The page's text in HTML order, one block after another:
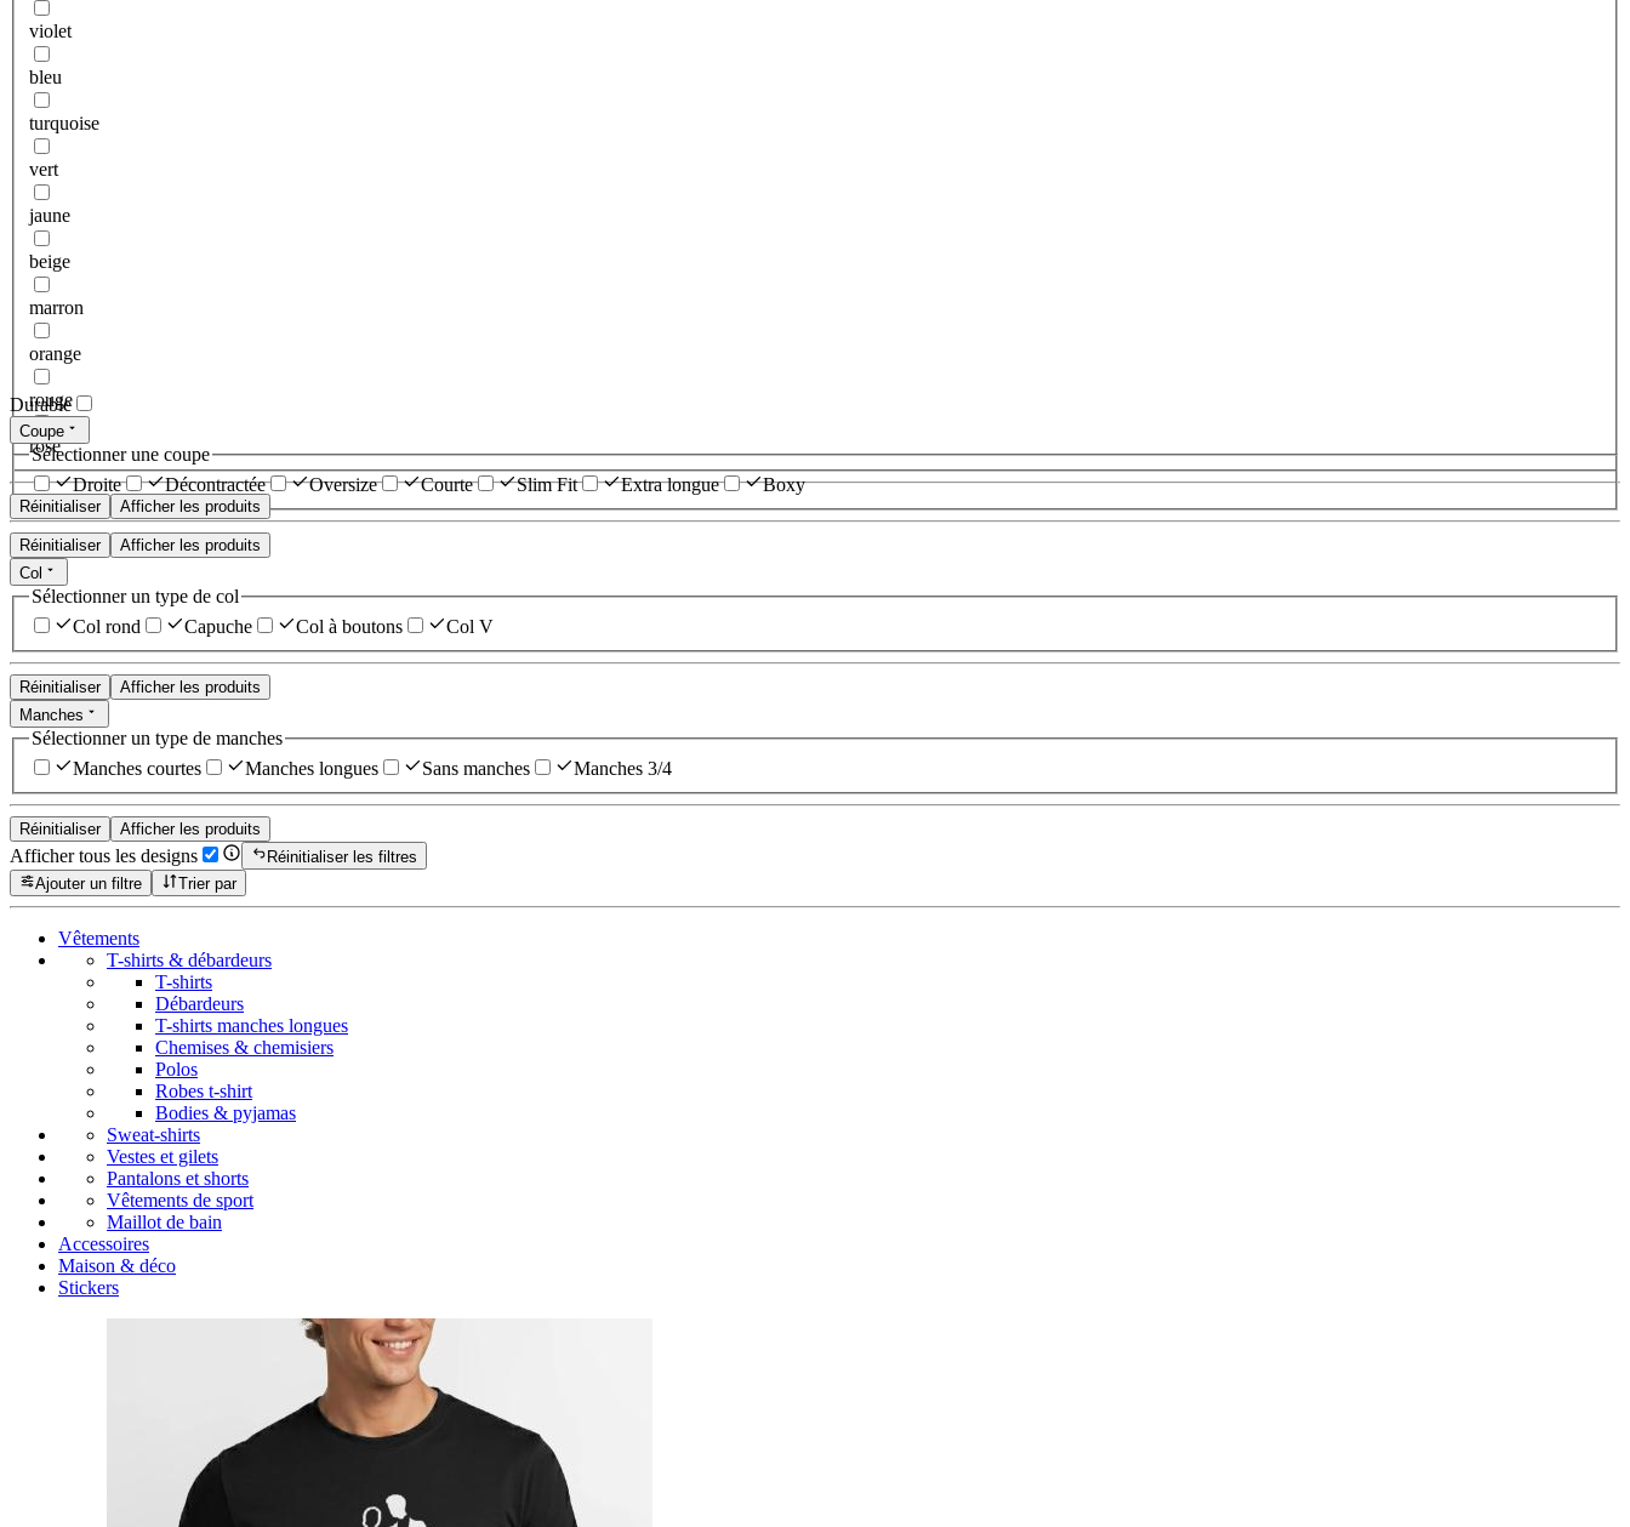
violet
bleu
turquoise
vert
jaune
beige
marron
orange
rouge
rose
Réinitialiser Afficher les produits
Durable
Coupe
Sélectionner une coupe
Droite
Décontractée Oversize Courte Slim Fit Extra longue Boxy
Réinitialiser
Afficher les produits
Col
Sélectionner un type de col
Col rond
Capuche Col à boutons Col V
Réinitialiser
Afficher les produits
Manches
Sélectionner un type de manches
Manches courtes
Manches longues Sans manches Manches 3/4
Réinitialiser Afficher les produits
Afficher tous les designs
Réinitialiser les filtres
Ajouter un filtre
Trier par
Vêtements
T-shirts & débardeurs
T-shirts
Débardeurs
T-shirts manches longues
Chemises & chemisiers
Polos
Robes t-shirt
Bodies & pyjamas
Sweat-shirts
Vestes et gilets
Pantalons et shorts
Vêtements de sport
Maillot de bain
Accessoires
Maison & déco
Stickers